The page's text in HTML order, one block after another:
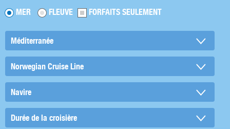
MER FLEUVE FORFAITS SEULEMENT